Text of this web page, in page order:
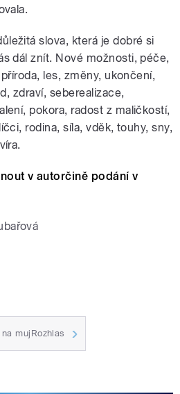
slova, která je dobré si
dál znít. Nové možnosti, péče,
les, změny, ukončení,
zdraví, seberealizace,
pokora, radost z maličkostí,
rodina, síla, vděk, touhy, sny,
v autorčině podání v
mujRozhlas